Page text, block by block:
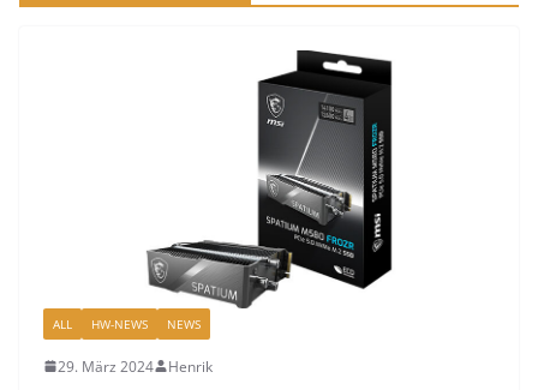
ALL HW-NEWS NEWS
29. März 2024 Henrik